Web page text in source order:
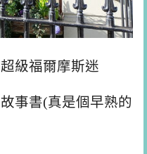
級福爾摩斯迷
事書(真是個早熟的